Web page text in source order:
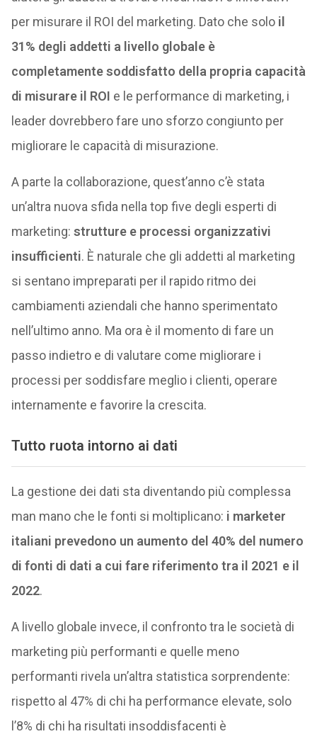
per misurare il ROI del marketing. Dato che soloil
31% degli addetti a livello globale è
completamente soddisfatto della propria capacità
di misurare il ROI e le performance di marketing, i
leader dovrebbero fare uno sforzo congiunto per
migliorare le capacità di misurazione.
A parte la collaborazione, quest’anno c’è stata
un’altra nuova sfida nella top five degli esperti di
marketing: strutture e processi organizzativi
insufficienti. È naturale che gli addetti al marketing
si sentano impreparati per il rapido ritmo dei
cambiamenti aziendali che hanno sperimentato
nell’ultimo anno. Ma ora è il momento di fare un
passo indietro e di valutare come migliorare i
processi per soddisfare meglio i clienti, operare
internamente e favorire la crescita.
Tutto ruota intorno ai dati
La gestione dei dati sta diventando più complessa
man mano che le fonti si moltiplicano: i marketer
italiani prevedono un aumento del 40% del numero
di fonti di dati a cui fare riferimento tra il 2021 e il
2022.
A livello globale invece, il confronto tra le società di
marketing più performanti e quelle meno
performanti rivela un’altra statistica sorprendente:
rispetto al 47% di chi ha performance elevate, solo
l’8% di chi ha risultati insoddisfacenti è